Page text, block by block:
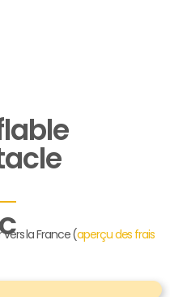
la France (aperçu des frais